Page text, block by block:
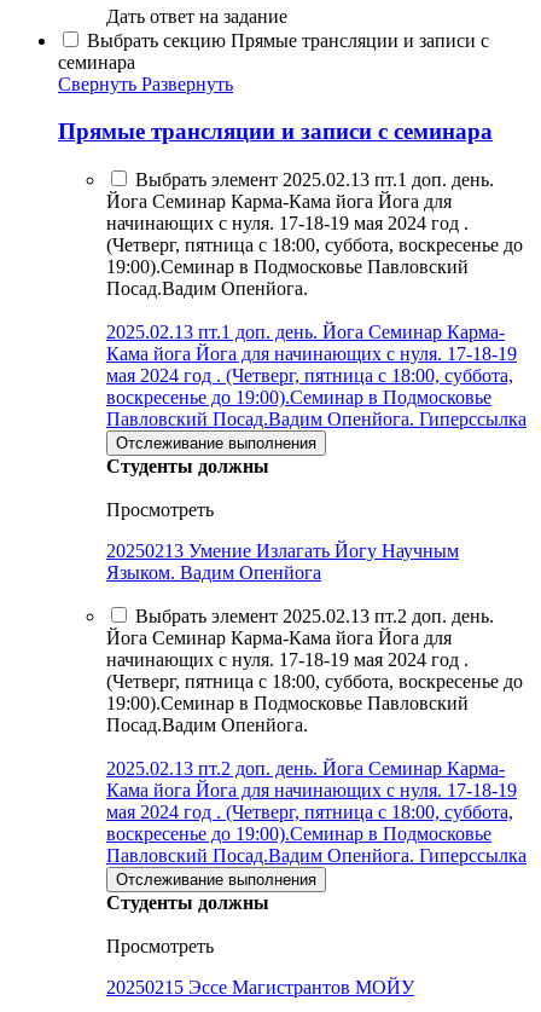
Дать ответ на задание
Выбрать секцию Прямые трансляции и записи с
семинара
Свернуть Развернуть
Прямые трансляции и записи с семинара
Выбрать элемент 2025.02.13 пт.1 доп. день.
Йога Семинар Карма-Кама йога Йога для
начинающих с нуля. 17-18-19 мая 2024 год .
(Четверг, пятница с 18:00, суббота, воскресенье до
19:00).Семинар в Подмосковье Павловский
Посад.Вадим Опенйога.
2025.02.13 пт.1 доп. день. Йога Семинар Карма-
Кама йога Йога для начинающих с нуля. 17-18-19
мая 2024 год . (Четверг, пятница с 18:00, суббота,
воскресенье до 19:00).Семинар в Подмосковье
Павловский Посад.Вадим Опенйога. Гиперссылка
Отслеживание выполнения
Студенты должны
Просмотреть
20250213 Умение Излагать Йогу Научным
Языком. Вадим Опенйога
Выбрать элемент 2025.02.13 пт.2 доп. день.
Йога Семинар Карма-Кама йога Йога для
начинающих с нуля. 17-18-19 мая 2024 год .
(Четверг, пятница с 18:00, суббота, воскресенье до
19:00).Семинар в Подмосковье Павловский
Посад.Вадим Опенйога.
2025.02.13 пт.2 доп. день. Йога Семинар Карма-
Кама йога Йога для начинающих с нуля. 17-18-19
мая 2024 год . (Четверг, пятница с 18:00, суббота,
воскресенье до 19:00).Семинар в Подмосковье
Павловский Посад.Вадим Опенйога. Гиперссылка
Отслеживание выполнения
Студенты должны
Просмотреть
20250215 Эссе Магистрантов МОЙУ